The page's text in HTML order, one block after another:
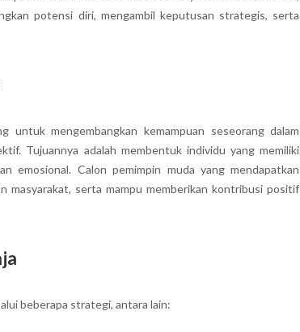
potensi diri, mengambil keputusan strategis, serta
untuk mengembangkan kemampuan seseorang dalam
Tujuannya adalah membentuk individu yang memiliki
emosional. Calon pemimpin muda yang mendapatkan
masyarakat, serta mampu memberikan kontribusi positif
beberapa strategi, antara lain: